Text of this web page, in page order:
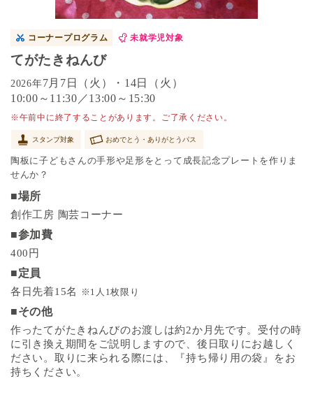
コーナープログラム 未就学児対象
てがたきねんび
2026年7月7日（火）・14日（火）
10:00～11:30／13:00～15:30
※午前中に終了することがあります。ご了承ください。
スタンプ対象 おめでとう・ありがとうパス
陶板に子どもさんの手形や足形をとって成長記念プレートを作りま
せんか？
■場所
創作工房 陶芸コーナー
■参加費
400円
■定員
各日先着15名 ※1人1枚限り
■その他
作ったてがたきねんびのお渡しは約2か月先です。受付の時
に引き換え期間をご説明しますので、後日取りにお越しく
ださい。取りに来られる際には、『持ち帰り用の袋』をお
持ちください。